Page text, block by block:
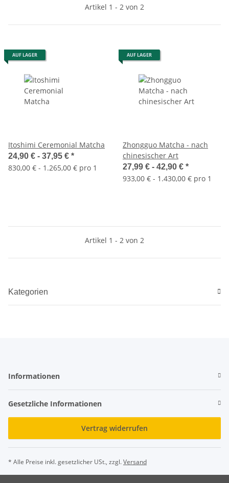
Artikel 1 - 2 von 2
AUF LAGER
Itoshimi Ceremonial Matcha
24,90 € - 37,95 € *
830,00 € - 1.265,00 € pro 1
AUF LAGER
Zhongguo Matcha - nach
chinesischer Art
27,99 € - 42,90 € *
933,00 € - 1.430,00 € pro 1
Artikel 1 - 2 von 2
Kategorien
Informationen
Gesetzliche Informationen
Vertrag widerrufen
* Alle Preise inkl. gesetzlicher USt., zzgl.Versand